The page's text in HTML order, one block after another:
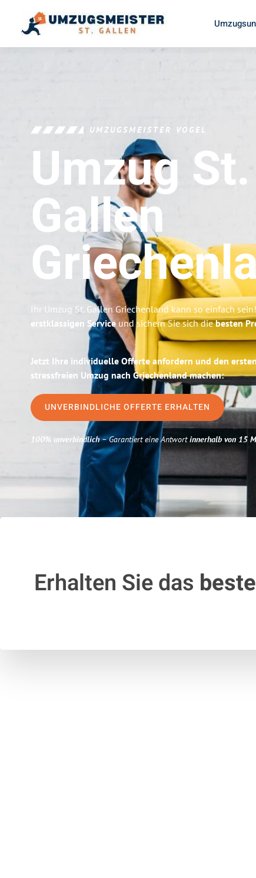
UMZUGSMEISTER VOGEL
Umzug St.
Gallen
Ihr Umzug St. Gallen Griechenland kann so einfach
erstklassigen Serviceund sichern Sie sich diebesten
Jetzt Ihre individuelle Offerte anfordern und den
stressfreien Umzug nach Griechenland machen:
UNVERBINDLICHE OFFERTE ERHALTEN
100% unverbindlich– Garantiert eine Antwortinnerhalb von 15
Erhalten Sie das